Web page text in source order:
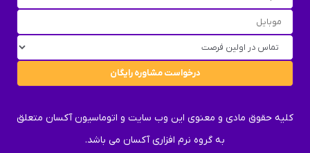
کلیه حقوق مادی و معنوی این وب سایت و اتوماسیون آکسان متعلق
به گروه نرم افزاری آکسان می باشد.